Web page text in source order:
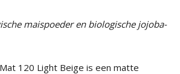
maispoeder en biologische jojoba-
120 Light Beige is een matte